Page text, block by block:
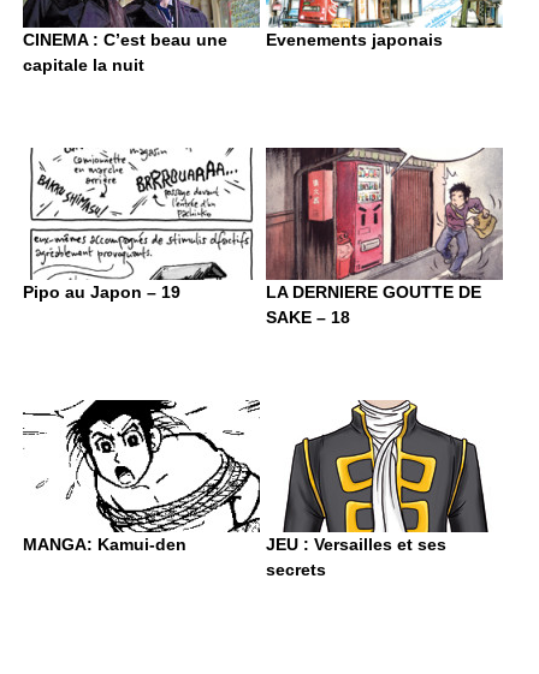
CINEMA : C’est beau une
capitale la nuit
Evenements japonais
Pipo au Japon – 19
LA DERNIERE GOUTTE DE
SAKE – 18
MANGA: Kamui-den
JEU : Versailles et ses
secrets